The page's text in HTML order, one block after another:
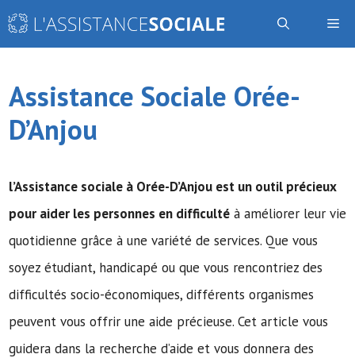
Aller
Assistance Sociale Orée-
D’Anjou
l’Assistance sociale à Orée-D’Anjou est un outil précieux
pour aider les personnes en difficulté à améliorer leur vie
quotidienne grâce à une variété de services. Que vous
soyez étudiant, handicapé ou que vous rencontriez des
difficultés socio-économiques, différents organismes
peuvent vous offrir une aide précieuse. Cet article vous
guidera dans la recherche d’aide et vous donnera des